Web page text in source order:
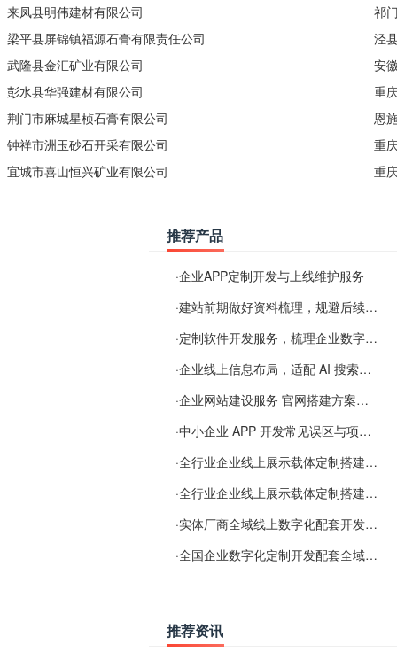
来凤县明伟建材有限公司
梁平县屏锦镇福源石膏有限责任公司
武隆县金汇矿业有限公司
彭水县华强建材有限公司
荆门市麻城星桢石膏有限公司
钟祥市洲玉砂石开采有限公司
宜城市喜山恒兴矿业有限公司
祁
泾
安
重
恩
重
重
推荐产品
·企业APP定制开发与上线维护服务
·建站前期做好资料梳理，规避后续各类使用难题
·定制软件开发服务，梳理企业数字化落地常见难点
·企业线上信息布局，适配 AI 搜索需要留意这些要点
·企业网站建设服务 官网搭建方案经验分享
·中小企业 APP 开发常见误区与项目规划实用经验
·全行业企业线上展示载体定制搭建服务
·全行业企业线上展示载体定制搭建服务
·实体厂商全域线上数字化配套开发与地域检索优化服务
·全国企业数字化定制开发配套全域搜索优化服务
推荐资讯